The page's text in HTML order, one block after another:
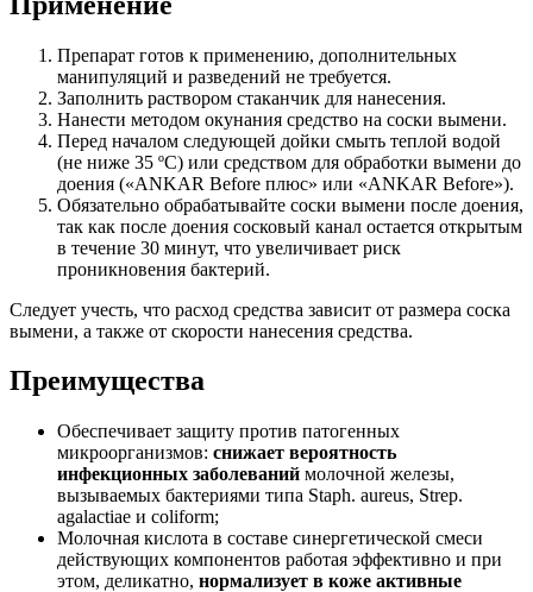
Препарат готов к применению, дополнительных
манипуляций и разведений не требуется.
Заполнить раствором стаканчик для нанесения.
Нанести методом окунания средство на соски вымени.
Перед началом следующей дойки смыть теплой водой
(не ниже 35 ºС) или средством для обработки вымени до
доения («ANKAR Before плюс» или «ANKAR Before»).
Обязательно обрабатывайте соски вымени после доения,
так как после доения сосковый канал остается открытым
в течение 30 минут, что увеличивает риск
проникновения бактерий.
Следует учесть, что расход средства зависит от размера соска
вымени, а также от скорости нанесения средства.
Преимущества
Обеспечивает защиту против патогенных
микроорганизмов: снижает вероятность
инфекционных заболеваний молочной железы,
вызываемых бактериями типа Staph. aureus, Strep.
agalactiae и coliform;
Молочная кислота в составе синергетической смеси
действующих компонентов работая эффективно и при
этом, деликатно, нормализует в коже активные